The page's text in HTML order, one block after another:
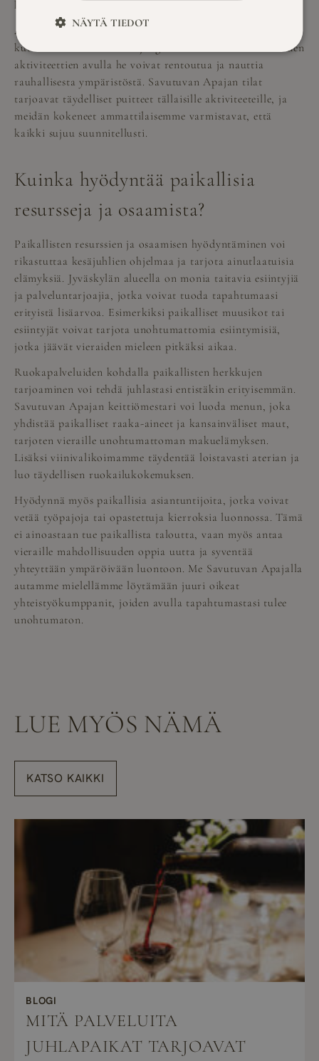
kilpailut, edistävät yhteishenkeä ja yhteistyötä.
Aikuisille voi tarjota rentouttavia ja nautinnollisia hetkiä,
kuten viinimaistiaisia tai joogaa luonnon helmassa. Näiden
aktiviteettien avulla he voivat rentoutua ja nauttia
rauhallisesta ympäristöstä. Savutuvan Apajan tilat
tarjoavat täydelliset puitteet tällaisille aktiviteeteille, ja
meidän kokeneet ammattilaisemme varmistavat, että
kaikki sujuu suunnitellusti.
Kuinka hyödyntää paikallisia
resursseja ja osaamista?
Paikallisten resurssien ja osaamisen hyödyntäminen voi
rikastuttaa kesäjuhlien ohjelmaa ja tarjota ainutlaatuisia
elämyksiä. Jyväskylän alueella on monia taitavia esiintyjiä
ja palveluntarjoajia, jotka voivat tuoda tapahtumaasi
erityistä lisäarvoa. Esimerkiksi paikalliset muusikot tai
esiintyjät voivat tarjota unohtumattomia esiintymisiä,
jotka jäävät vieraiden mieleen pitkäksi aikaa.
Ruokapalveluiden kohdalla paikallisten herkkujen
tarjoaminen voi tehdä juhlastasi entistäkin erityisemmän.
Savutuvan Apajan keittiömestari voi luoda menun, joka
yhdistää paikalliset raaka-aineet ja kansainväliset maut,
tarjoten vieraille unohtumattoman makuelämyksen.
Lisäksi viinivalikoimamme täydentää loistavasti aterian ja
luo täydellisen ruokailukokemuksen.
Hyödynnä myös paikallisia asiantuntijoita, jotka voivat
vetää työpajoja tai opastettuja kierroksia luonnossa. Tämä
ei ainoastaan tue paikallista taloutta, vaan myös antaa
vieraille mahdollisuuden oppia uutta ja syventää
yhteyttään ympäröivään luontoon. Me Savutuvan Apajalla
autamme mielellämme löytämään juuri oikeat
yhteistyökumppanit, joiden avulla tapahtumastasi tulee
unohtumaton.
LUE MYÖS NÄMÄ
KATSO KAIKKI
BLOGI
MITÄ PALVELUITA
JUHLAPAIKAT TARJOAVAT
NÄYTÄ TIEDOT